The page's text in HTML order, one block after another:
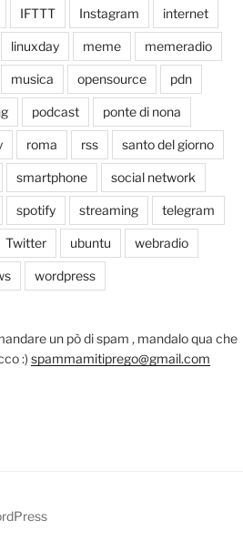
IFTTT Instagram internet
linuxday meme memeradio
musica opensource pdn
podcast ponte di nona
roma rss santo del giorno
smartphone social network
spotify streaming telegram
Twitter ubuntu webradio
wordpress
un pò di spam , mandalo qua che
:) spammamitiprego@gmail.com